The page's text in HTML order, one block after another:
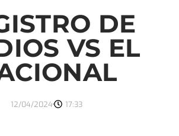
DE
VS EL
12/04/2024 17:33